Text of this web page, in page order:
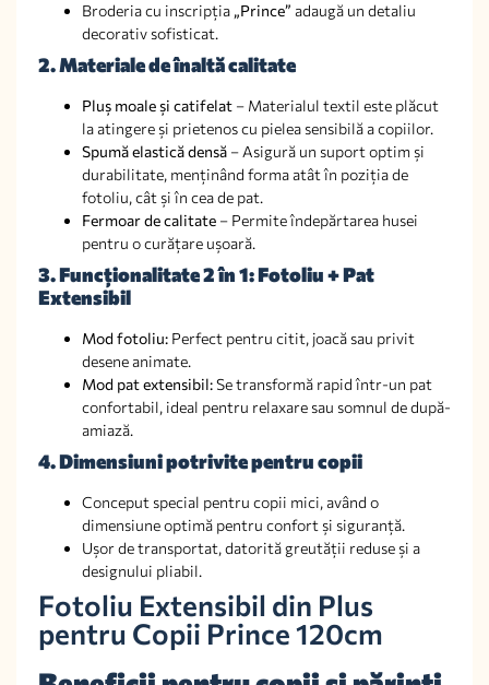
Broderia cu inscripția „Prince” adaugă un detaliu
decorativ sofisticat.
2. Materiale de înaltă calitate
Pluș moale și catifelat – Materialul textil este plăcut
la atingere și prietenos cu pielea sensibilă a copiilor.
Spumă elastică densă – Asigură un suport optim și
durabilitate, menținând forma atât în poziția de
fotoliu, cât și în cea de pat.
Fermoar de calitate – Permite îndepărtarea husei
pentru o curățare ușoară.
3. Funcționalitate 2 în 1: Fotoliu + Pat
Extensibil
Mod fotoliu: Perfect pentru citit, joacă sau privit
desene animate.
Mod pat extensibil:Se transformă rapid într-un pat
confortabil, ideal pentru relaxare sau somnul de după-
amiază.
4. Dimensiuni potrivite pentru copii
Conceput special pentru copii mici, având o
dimensiune optimă pentru confort și siguranță.
Ușor de transportat, datorită greutății reduse și a
designului pliabil.
Fotoliu Extensibil din Plus
pentru Copii Prince 120cm